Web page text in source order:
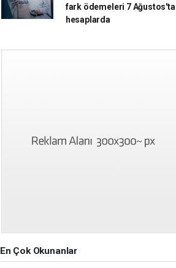
fark ödemeleri 7 Ağustos'ta
hesaplarda
En Çok Okunanlar